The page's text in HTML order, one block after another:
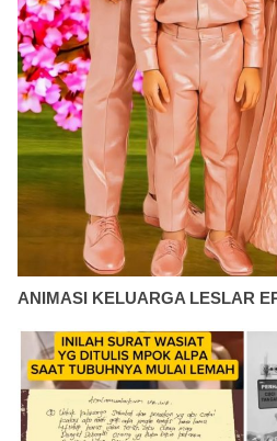
ANIMASI KELUARGA LESLAR